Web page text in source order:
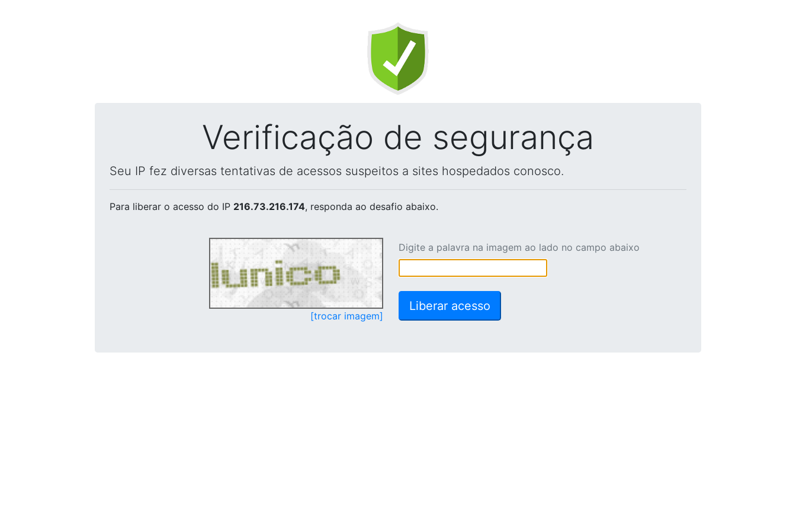
Verificação de segurança
Seu IP fez diversas tentativas de acessos suspeitos a sites hospedados conosco.
Para liberar o acesso do IP 216.73.216.174, responda ao desafio abaixo.
[trocar imagem]
Digite a palavra na imagem ao lado no campo abaixo